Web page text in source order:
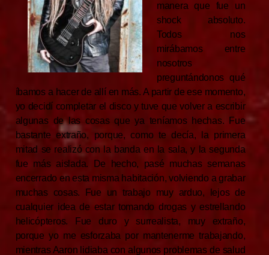
manera que fue un
shock absoluto.
Todos nos
mirábamos entre
nosotros
preguntándonos qué
íbamos a hacer de allí en más. A partir de ese momento,
yo decidí completar el disco y tuve que volver a escribir
algunas de las cosas que ya teníamos hechas. Fue
bastante extraño, porque, como te decía, la primera
mitad se realizó con la banda en la sala, y la segunda
fue más aislada. De hecho, pasé muchas semanas
encerrado en esta misma habitación, volviendo a grabar
muchas cosas. Fue un trabajo muy arduo, lejos de
cualquier idea de estar tomando drogas y estrellando
helicópteros. Fue duro y surrealista, muy extraño,
porque yo me esforzaba por mantenerme trabajando,
mientras Aaron lidiaba con algunos problemas de salud